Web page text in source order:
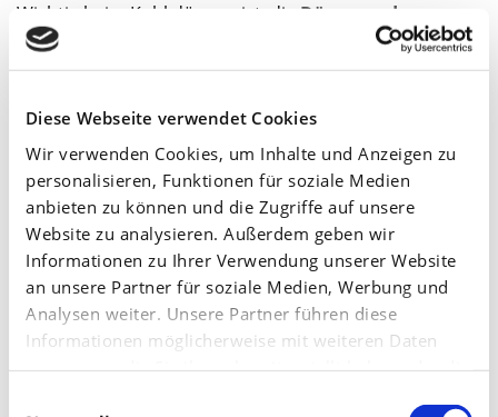
Diese Webseite verwendet Cookies
Wir verwenden Cookies, um Inhalte und Anzeigen zu
personalisieren, Funktionen für soziale Medien
anbieten zu können und die Zugriffe auf unsere
Website zu analysieren. Außerdem geben wir
Informationen zu Ihrer Verwendung unserer Website
an unsere Partner für soziale Medien, Werbung und
Analysen weiter. Unsere Partner führen diese
Informationen möglicherweise mit weiteren Daten
zusammen, die Sie ihnen bereitgestellt haben oder die
Wichtig beim Kohl düngen ist, die Düngung der
Ernteerwartung entsprechend anzupassen, um
Nährstoffdefizite oder -mangel zu vermeiden.
Stickstoff Düngung von Kopfkohl
Empfehlungen liegen je nach Kohlart anhand des
Sollwerteszwischen 250 bis 350 Kilogramm Stickstoff
pro Hektar. Nmin-Werte sind vom Sollwert abzuziehen.
Der Stickstoff sollte in insgesamt drei Gaben erfolgen:
Beginnend vor der Pflanzung und zwei Kopfgaben.
Ziele der Stickstoffdüngung sind: